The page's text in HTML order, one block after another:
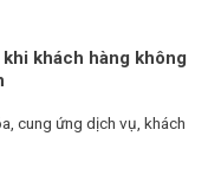
khách hàng không
cung ứng dịch vụ, khách